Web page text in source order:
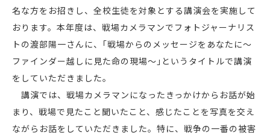
名な方をお招きし、全校生徒を対象とする講演会を実施して
おります。本年度は、戦場カメラマンでフォトジャーナリス
トの渡部陽一さんに、｢戦場からのメッセージをあなたに～
ファインダー越しに見た命の現場～｣というタイトルで講演
をしていただきました。
講演では、戦場カメラマンになったきっかけからお話が始
まり、戦場で見たこと聞いたこと、感じたことを写真を交え
ながらお話をしていただきました。特に、戦争の一番の被害